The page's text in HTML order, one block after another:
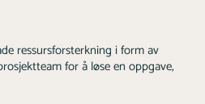
ressursforsterkning i form av
for å løse en oppgave,